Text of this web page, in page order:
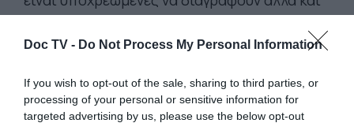
Doc TV - Do Not Process My Personal Information
If you wish to opt-out of the sale, sharing to third parties, or
processing of your personal or sensitive information for
targeted advertising by us, please use the below opt-out
προπαγάνδας, απειλές βίας, βιασμών και
μελλοντικές τρομοκρατικές επιθέσεις και
εικόνες σεξουαλικής κακοποίησης ανηλίκων.